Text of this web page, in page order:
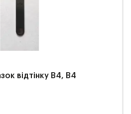
відтінку В4, B4